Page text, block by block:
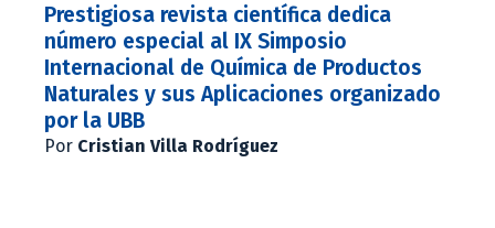
Prestigiosa revista científica dedica
número especial al IX Simposio
Internacional de Química de Productos
Naturales y sus Aplicaciones organizado
por la UBB
Por Cristian Villa Rodríguez